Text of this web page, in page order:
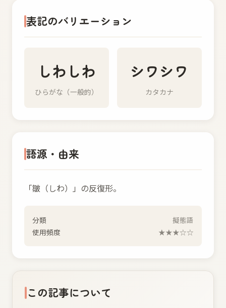
表記のバリエーション
しわしわ
ひらがな（一般的）
シワシワ
カタカナ
語源・由来
「皺（しわ）」の反復形。
分類
擬態語
使用頻度
★★★☆☆
この記事について